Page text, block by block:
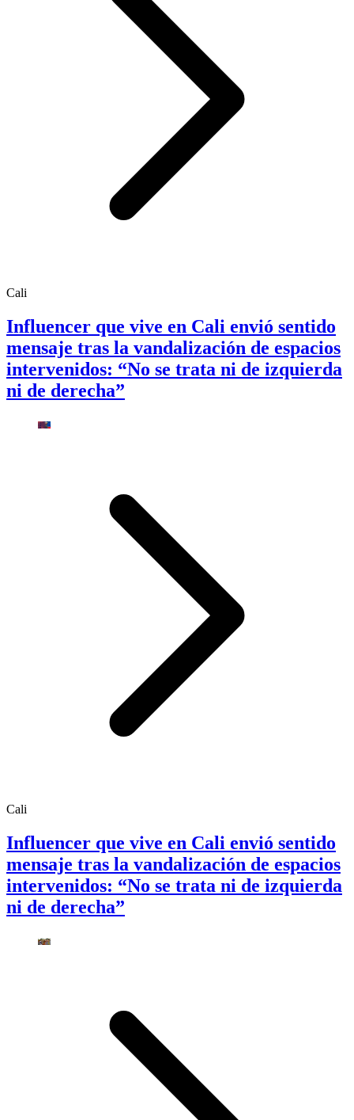
Cali
Influencer que vive en Cali envió sentido
mensaje tras la vandalización de espacios
intervenidos: “No se trata ni de izquierda
ni de derecha”
Cali
Influencer que vive en Cali envió sentido
mensaje tras la vandalización de espacios
intervenidos: “No se trata ni de izquierda
ni de derecha”